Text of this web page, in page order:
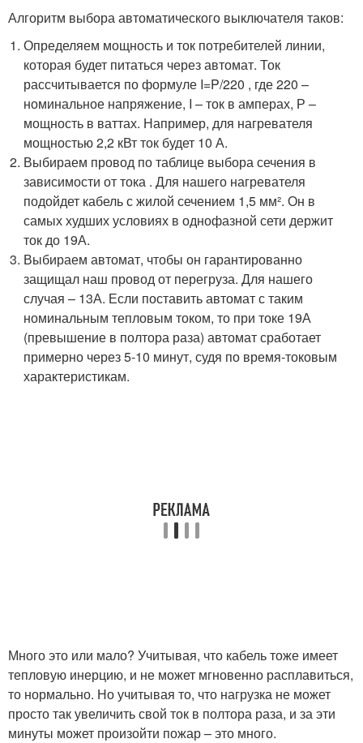
Алгоритм выбора автоматического выключателя таков:
Определяем мощность и ток потребителей линии,
которая будет питаться через автомат. Ток
рассчитывается по формуле I=P/220 , где 220 –
номинальное напряжение, I – ток в амперах, Р –
мощность в ваттах. Например, для нагревателя
мощностью 2,2 кВт ток будет 10 А.
Выбираем провод по таблице выбора сечения в
зависимости от тока . Для нашего нагревателя
подойдет кабель с жилой сечением 1,5 мм². Он в
самых худших условиях в однофазной сети держит
ток до 19А.
Выбираем автомат, чтобы он гарантированно
защищал наш провод от перегруза. Для нашего
случая – 13А. Если поставить автомат с таким
номинальным тепловым током, то при токе 19А
(превышение в полтора раза) автомат сработает
примерно через 5-10 минут, судя по время-токовым
характеристикам.
Много это или мало? Учитывая, что кабель тоже имеет
тепловую инерцию, и не может мгновенно расплавиться,
то нормально. Но учитывая то, что нагрузка не может
просто так увеличить свой ток в полтора раза, и за эти
минуты может произойти пожар – это много.